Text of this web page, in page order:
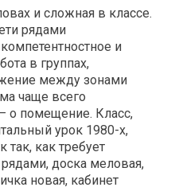
и сложная в классе.
рядами
и
в группах,
между зонами
чаще всего
о помещение. Класс,
урок 1980-х,
так, как требует
доска меловая,
новая, кабинет